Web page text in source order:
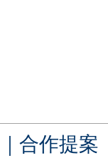
｜ 合作提案